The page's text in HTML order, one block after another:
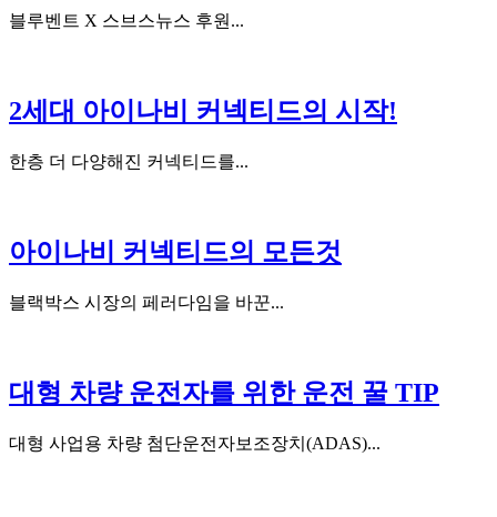
블루벤트 X 스브스뉴스 후원...
2세대 아이나비 커넥티드의 시작!
한층 더 다양해진 커넥티드를...
아이나비 커넥티드의 모든것
블랙박스 시장의 페러다임을 바꾼...
대형 차량 운전자를 위한 운전 꿀 TIP
대형 사업용 차량 첨단운전자보조장치(ADAS)...